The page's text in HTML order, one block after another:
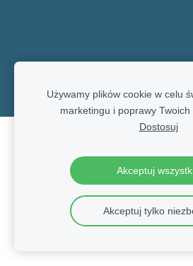
Używamy plików cookie w celu
marketingu i poprawy Twoich
Dostosuj
Akceptuj
Akceptuj tylko